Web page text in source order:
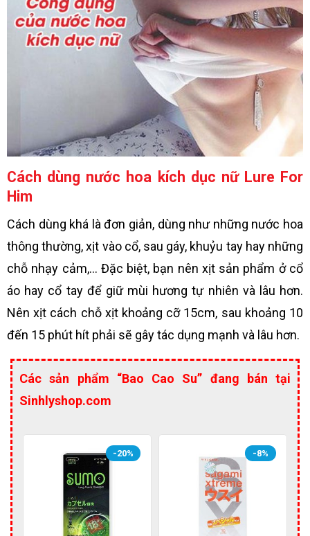
Cách dùng nước hoa kích dục nữ Lure For
Him
Cách dùng khá là đơn giản, dùng như những nước hoa
thông thường, xịt vào cổ, sau gáy, khuỷu tay hay những
chỗ nhạy cảm,… Đặc biệt, bạn nên xịt sản phẩm ở cổ
áo hay cổ tay để giữ mùi hương tự nhiên và lâu hơn.
Nên xịt cách chỗ xịt khoảng cỡ 15cm, sau khoảng 10
đến 15 phút hít phải sẽ gây tác dụng mạnh và lâu hơn.
Các sản phẩm “Bao Cao Su” đang bán tại
Sinhlyshop.com
-20% -8%